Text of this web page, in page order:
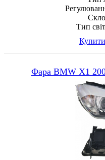
Тип
Купити
Фара BMW X1